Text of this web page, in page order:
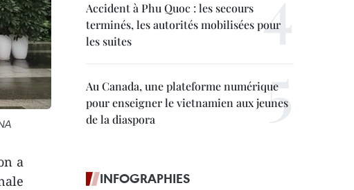
a
Accident à Phu Quoc : les secours
terminés, les autorités mobilisées pour
les suites
Au Canada, une plateforme numérique
pour enseigner le vietnamien aux jeunes
de la diaspora
INFOGRAPHIES